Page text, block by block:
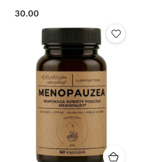
Cena:
30.00